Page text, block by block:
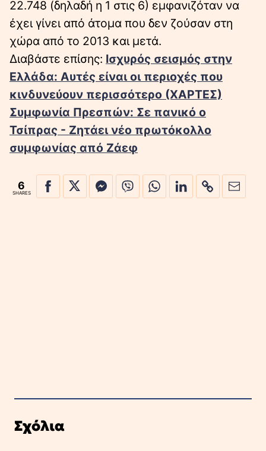
22.748 (δηλαδή η 1 στις 6) εμφανιζόταν να
έχει γίνει από άτομα που δεν ζούσαν στη
χώρα από το 2013 και μετά.
Διαβάστε επίσης: Ισχυρός σεισμός στην
Ελλάδα: Αυτές είναι οι περιοχές που
κινδυνεύουν περισσότερο (ΧΑΡΤΕΣ)
Συμφωνία Πρεσπών: Σε πανικό ο
Τσίπρας - Ζητάει νέο πρωτόκολλο
συμφωνίας από Ζάεφ
6
SHARES
Σχόλια